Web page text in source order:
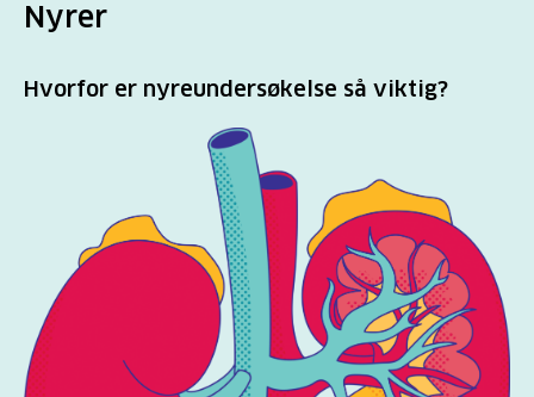
Nyrer
Hvorfor er nyreundersøkelse så viktig?